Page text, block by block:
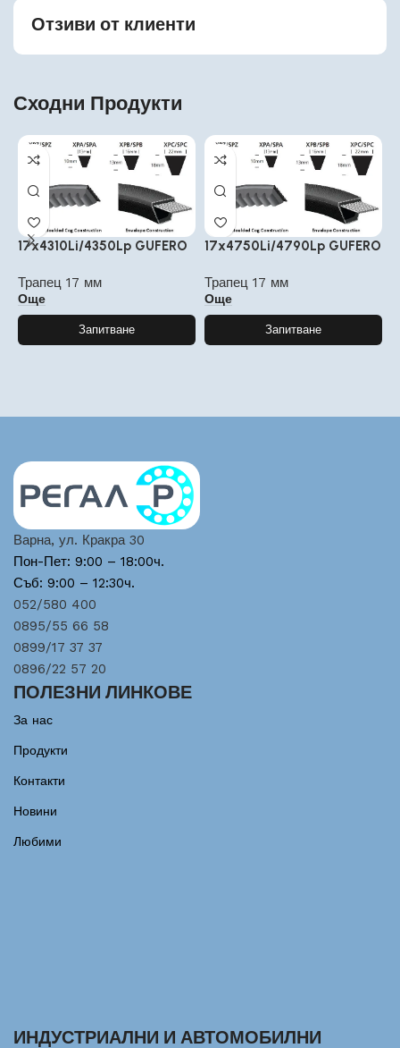
Отзиви от клиенти
Сходни Продукти
17x4310Li/4350Lp GUFERO
Трапец 17 мм
Още
Запитване
17x4750Li/4790Lp GUFERO
Трапец 17 мм
Още
Запитване
Варна, ул. Кракра 30
Пон-Пет: 9:00 – 18:00ч.
Съб: 9:00 – 12:30ч.
052/580 400
0895/55 66 58
0899/17 37 37
0896/22 57 20
ПОЛЕЗНИ ЛИНКОВЕ
За нас
Продукти
Контакти
Новини
Любими
ИНДУСТРИАЛНИ И АВТОМОБИЛНИ